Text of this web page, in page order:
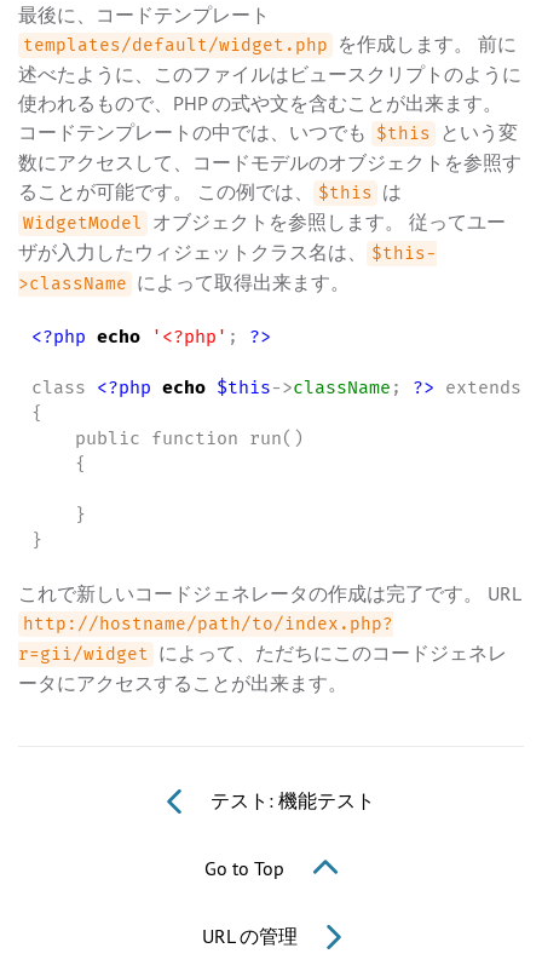
最後に、コードテンプレート
templates/default/widget.php
を作成します。 前に
述べたように、このファイルはビュースクリプトのように
使われるもので、PHP の式や文を含むことが出来ます。
コードテンプレートの中では、いつでも
$this
という変
数にアクセスして、コードモデルのオブジェクトを参照す
ることが可能です。 この例では、
$this は
WidgetModel
オブジェクトを参照します。 従ってユー
ザが入力したウィジェットクラス名は、
$this-
>className によって取得出来ます。
<?php echo ' <?php ' ; ?>
class <?php echo $this->className ; ?> extends
{
    public function run()
    {
    }
}
これで新しいコードジェネレータの作成は完了です。 URL
http://hostname/path/to/index.php?
r=gii/widget によって、ただちにこのコードジェネレ
ータにアクセスすることが出来ます。
テスト: 機能テスト
Go to Top
URL の管理